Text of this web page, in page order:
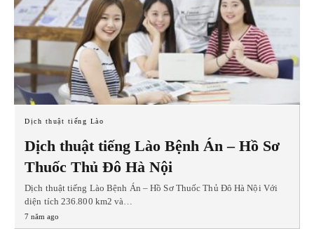
Dịch thuật tiếng Lào
Dịch thuật tiếng Lào Bệnh Án – Hồ Sơ
Thuốc Thủ Đô Hà Nội
Dịch thuật tiếng Lào Bệnh Án – Hồ Sơ Thuốc Thủ Đô Hà Nội Với
diện tích 236.800 km2 và…
7 năm ago